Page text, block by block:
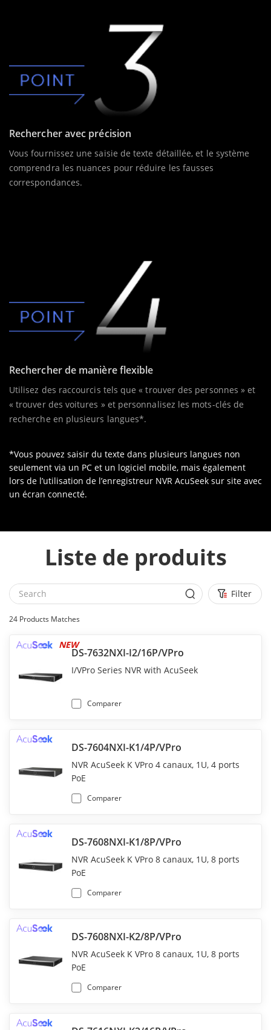
Rechercher avec précision
Vous fournissez une saisie de texte détaillée, et le système
comprendra les nuances pour réduire les fausses
correspondances.
Rechercher de manière flexible
Utilisez des raccourcis tels que « trouver des personnes » et
« trouver des voitures » et personnalisez les mots-clés de
recherche en plusieurs langues*.
*Vous pouvez saisir du texte dans plusieurs langues non
seulement via un PC et un logiciel mobile, mais également
lors de l’utilisation de l’enregistreur NVR AcuSeek sur site avec
un écran connecté.
Liste de produits
Filter
24 Products Matches
DS-7632NXI-I2/16P/VPro
NEW
I/VPro Series NVR with AcuSeek
Comparer
DS-7604NXI-K1/4P/VPro
NVR AcuSeek K VPro 4 canaux, 1U, 4 ports
PoE
Comparer
DS-7608NXI-K1/8P/VPro
NVR AcuSeek K VPro 8 canaux, 1U, 8 ports
PoE
Comparer
DS-7608NXI-K2/8P/VPro
NVR AcuSeek K VPro 8 canaux, 1U, 8 ports
PoE
Comparer